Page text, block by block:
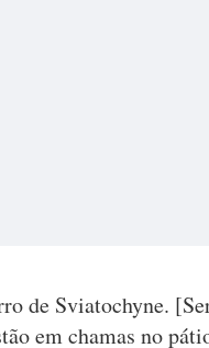
de Sviatochyne.
em chamas no